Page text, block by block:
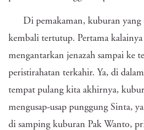
Di pemakaman, kuburan yang
kembali tertutup. Pertama
mengantarkan jenazah sampai ke
peristirahatan terkahir. Ya, di dalam
tempat pulang kita akhirnya,
mengusap-usap punggung Sinta,
di samping kuburan Pak Wanto,